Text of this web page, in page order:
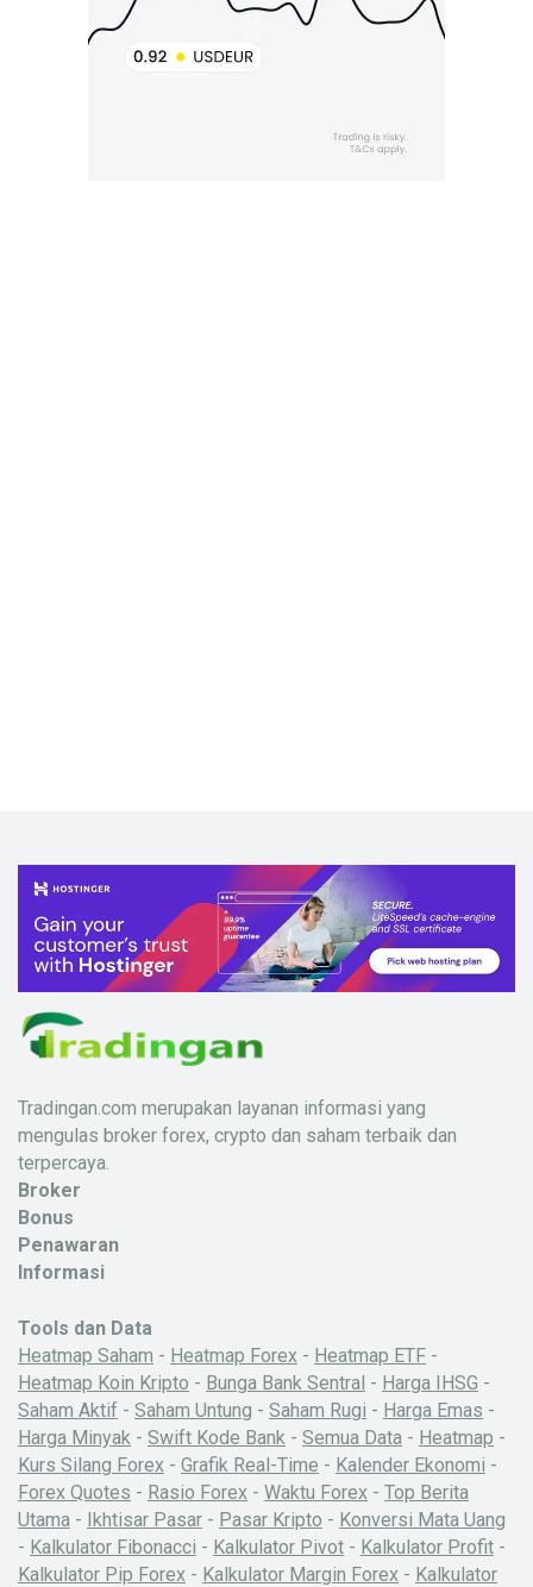
Tradingan.com merupakan layanan informasi yang
mengulas broker forex, crypto dan saham terbaik dan
terpercaya.
Broker
Bonus
Penawaran
Informasi
Tools dan Data
Heatmap Saham - Heatmap Forex - Heatmap ETF -
Heatmap Koin Kripto - Bunga Bank Sentral - Harga IHSG -
Saham Aktif - Saham Untung - Saham Rugi - Harga Emas -
Harga Minyak - Swift Kode Bank - Semua Data - Heatmap -
Kurs Silang Forex - Grafik Real-Time - Kalender Ekonomi -
Forex Quotes - Rasio Forex - Waktu Forex - Top Berita
Utama - Ikhtisar Pasar - Pasar Kripto - Konversi Mata Uang
- Kalkulator Fibonacci - Kalkulator Pivot - Kalkulator Profit -
Kalkulator Pip Forex - Kalkulator Margin Forex - Kalkulator